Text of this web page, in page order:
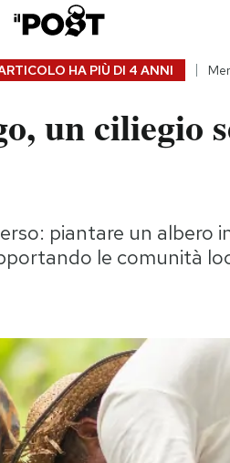
HA PIÙ DI 4 ANNI
un ciliegio
piantare un albero
le comunità